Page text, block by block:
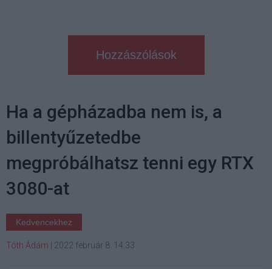
Hozzászólások
Ha a gépházadba nem is, a
billentyűzetedbe
megpróbálhatsz tenni egy RTX
3080-at
Kedvencekhez
Tóth Ádám 2022 február 8. 14:33